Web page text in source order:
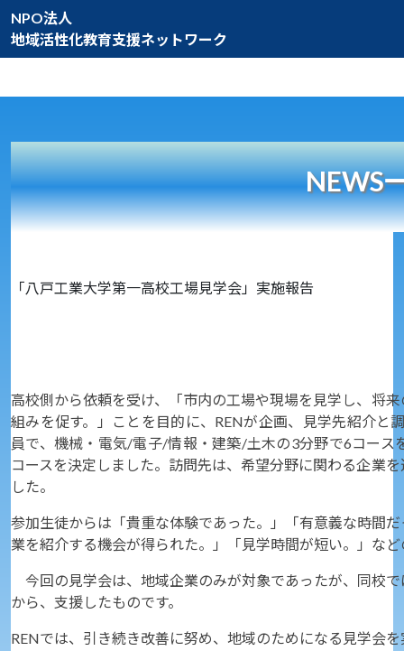
NPO法人
地域活性化教育支援ネットワーク
NEWS
「八戸工業大学第一高校工場見学会」実施報告
高校側から依頼を受け、「市内の工場や現場を見学し、将
組みを促す。」ことを目的に、RENが企画、見学先紹介と
員で、機械・電気/電子/情報・建築/土木の3分野で6コー
コースを決定しました。訪問先は、希望分野に関わる企業
した。
参加生徒からは「貴重な体験であった。」「有意義な時間
業を紹介する機会が得られた。」「見学時間が短い。」な
今回の見学会は、地域企業のみが対象であったが、同校
から、支援したものです。
RENでは、引き続き改善に努め、地域のためになる見学会